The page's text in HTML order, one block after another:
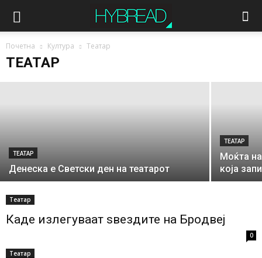
Почетна Култура Театар
ТЕАТАР
Вечерва во МНТ гостува „Гавела“ од
Загреб со „Крал Ричард Трети“
ТЕАТАР
Денеска е Светски ден на театарот
ТЕАТАР
Моќта
која
Театар
Каде излегуваат ѕвездите на Брoдвеј
0
Театар